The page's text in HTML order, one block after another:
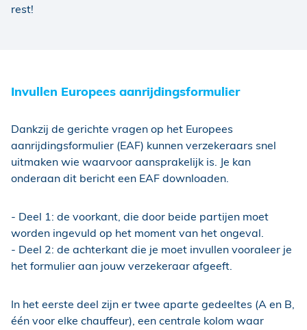
rest!
Invullen Europees aanrijdingsformulier
Dankzij de gerichte vragen op het Europees
aanrijdingsformulier (EAF) kunnen verzekeraars snel
uitmaken wie waarvoor aansprakelijk is. Je kan
onderaan dit bericht een EAF downloaden.
- Deel 1: de voorkant, die door beide partijen moet
worden ingevuld op het moment van het ongeval.
- Deel 2: de achterkant die je moet invullen vooraleer je
het formulier aan jouw verzekeraar afgeeft.
In het eerste deel zijn er twee aparte gedeeltes (A en B,
één voor elke chauffeur), een centrale kolom waar